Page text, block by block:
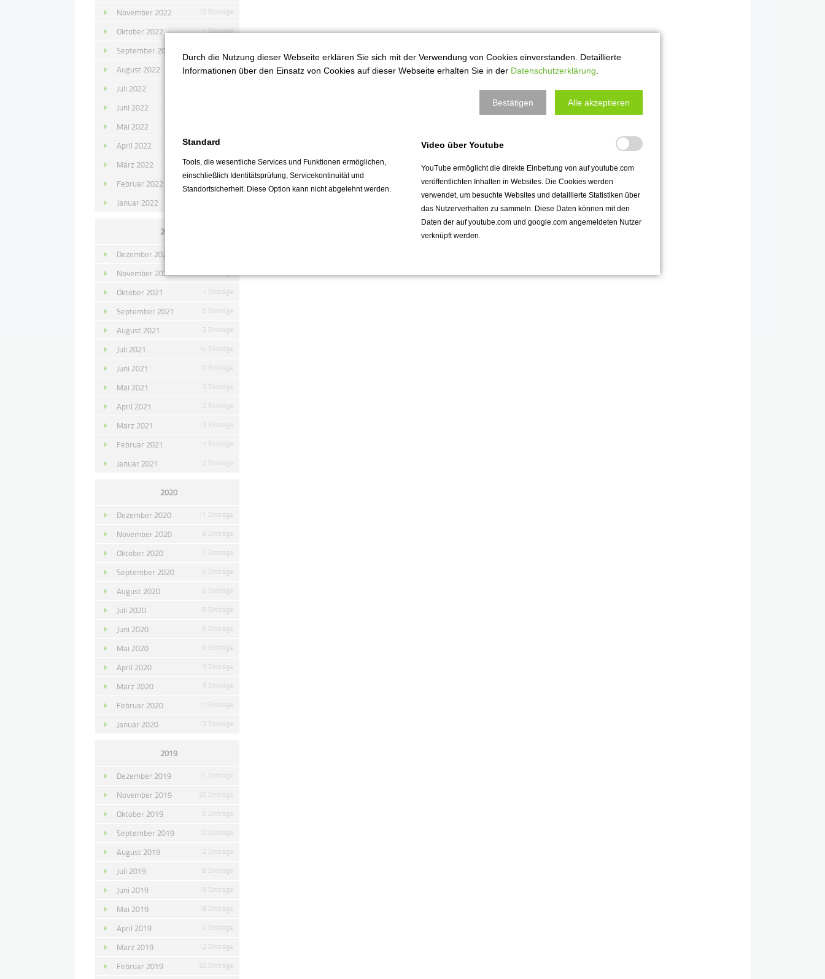
November 2022 10 Einträge
Oktober 2022 7 Einträge
September 2022
August 2022 4 Einträge
Juli 2022
Juni 2022
Mai 2022
April 2022 8 Einträge
März 2022 15 Einträge
Februar 2022
Januar 2022
2021
Dezember 2021
November 2021
Oktober 2021 7 Einträge
September 2021 9 Einträge
August 2021 2 Einträge
Juli 2021 14 Einträge
Juni 2021 10 Einträge
Mai 2021 3 Einträge
April 2021 2 Einträge
März 2021 13 Einträge
Februar 2021 7 Einträge
Januar 2021 2 Einträge
2020
Dezember 2020 11 Einträge
November 2020 8 Einträge
Oktober 2020 7 Einträge
September 2020 5 Einträge
August 2020 6 Einträge
Juli 2020 8 Einträge
Juni 2020 6 Einträge
Mai 2020 6 Einträge
April 2020 9 Einträge
März 2020 9 Einträge
Februar 2020 11 Einträge
Januar 2020 13 Einträge
2019
Dezember 2019 11 Einträge
November 2019 20 Einträge
Oktober 2019 5 Einträge
September 2019 10 Einträge
August 2019 12 Einträge
Juli 2019 8 Einträge
Juni 2019 19 Einträge
Mai 2019 18 Einträge
April 2019 4 Einträge
März 2019 12 Einträge
Februar 2019 20 Einträge
Durch die Nutzung dieser Webseite erklären Sie sich mit der Verwendung von Cookies einverstanden. Detaillierte
Informationen über den Einsatz von Cookies auf dieser Webseite erhalten Sie in der Datenschutzerklärung
Bestätigen Alle akzeptieren
Standard
Tools, die wesentliche Services und Funktionen ermöglichen,
einschließlich Identitätsprüfung, Servicekontinuität und
Standortsicherheit. Diese Option kann nicht abgelehnt werden.
Video über Youtube
YouTube ermöglicht die direkte Einbettung von auf youtube.com
veröffentlichten Inhalten in Websites. Die Cookies werden
verwendet, um besuchte Websites und detaillierte Statistiken über
das Nutzerverhalten zu sammeln. Diese Daten können mit den
Daten der auf youtube.com und google.com angemeldeten Nutzer
verknüpft werden.